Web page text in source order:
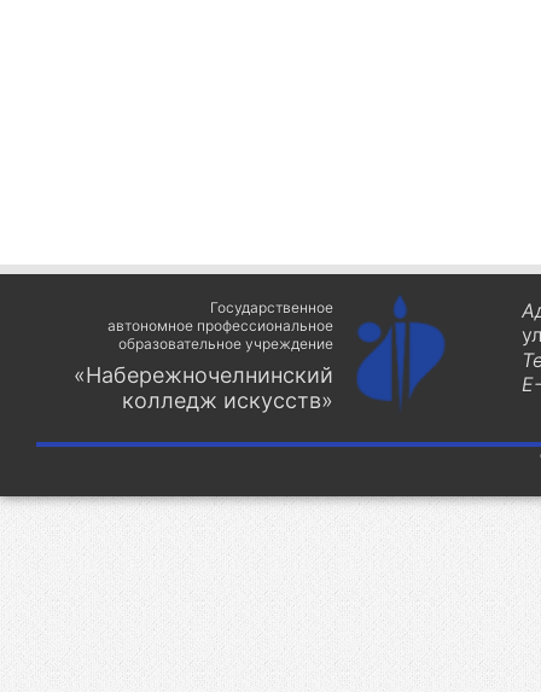
Государственное
автономное профессиональное
образовательное учреждение
«Набережночелнинский
колледж искусств»